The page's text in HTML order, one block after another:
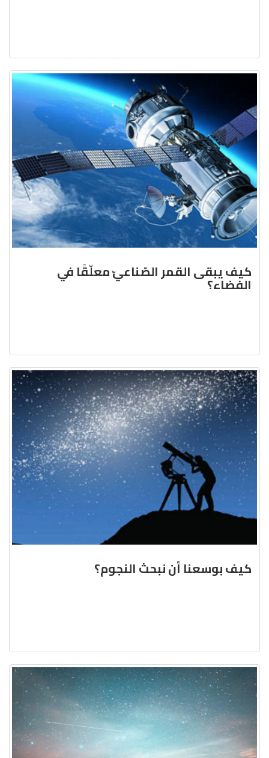
كيف يبقى القمر الصّناعيّ معلّقًا في
الفضاء؟
كيف بوسعنا أن نبحث النجوم؟